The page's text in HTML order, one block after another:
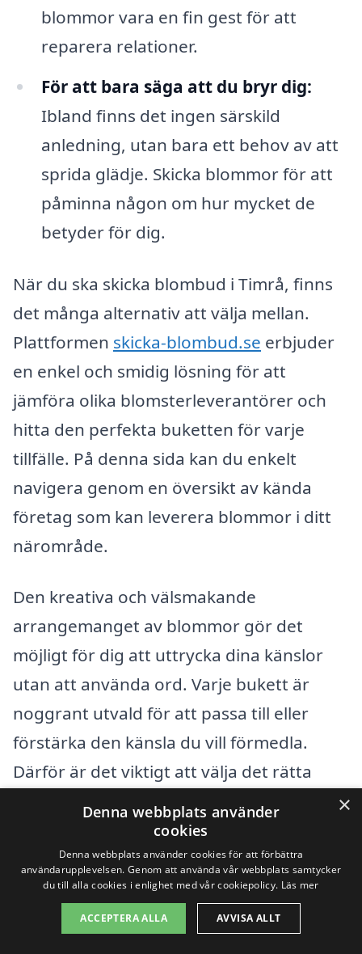
blommor vara en fin gest för att
reparera relationer.
För att bara säga att du bryr dig:
Ibland finns det ingen särskild
anledning, utan bara ett behov av att
sprida glädje. Skicka blommor för att
påminna någon om hur mycket de
betyder för dig.
När du ska skicka blombud i Timrå, finns
det många alternativ att välja mellan.
Plattformen skicka-blombud.se erbjuder
en enkel och smidig lösning för att
jämföra olika blomsterleverantörer och
hitta den perfekta buketten för varje
tillfälle. På denna sida kan du enkelt
navigera genom en översikt av kända
företag som kan leverera blommor i ditt
närområde.
Den kreativa och välsmakande
arrangemanget av blommor gör det
möjligt för dig att uttrycka dina känslor
utan att använda ord. Varje bukett är
noggrant utvald för att passa till eller
förstärka den känsla du vill förmedla.
Därför är det viktigt att välja det rätta
företaget som kan erbjuda högkvalitativa
Förutom att erbjuda ett brett sortiment
av blommor, tillhandahåller många
leverantörer även extra tjänster såsom
×
Denna webbplats använder
cookies
Denna webbplats använder cookies för att förbättra
användarupplevelsen. Genom att använda vår webbplats samtycker
du till alla cookies i enlighet med vår cookiepolicy. Läs mer
ACCEPTERA ALLA AVVISA ALLT